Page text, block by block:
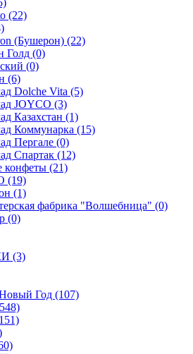
(22)
(Бушерон) (22)
Голд (0)
(0)
(6)
Dolche Vita (5)
JOYCO (3)
Казахстан (1)
Коммунарка (15)
Пергале (0)
Спартак (12)
конфеты (21)
(19)
(1)
фабрика "Волшебница" (0)
(0)
(3)
Год (107)